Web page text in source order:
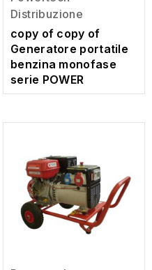
Distribuzione
copy of copy of
Generatore portatile
benzina monofase
serie POWER